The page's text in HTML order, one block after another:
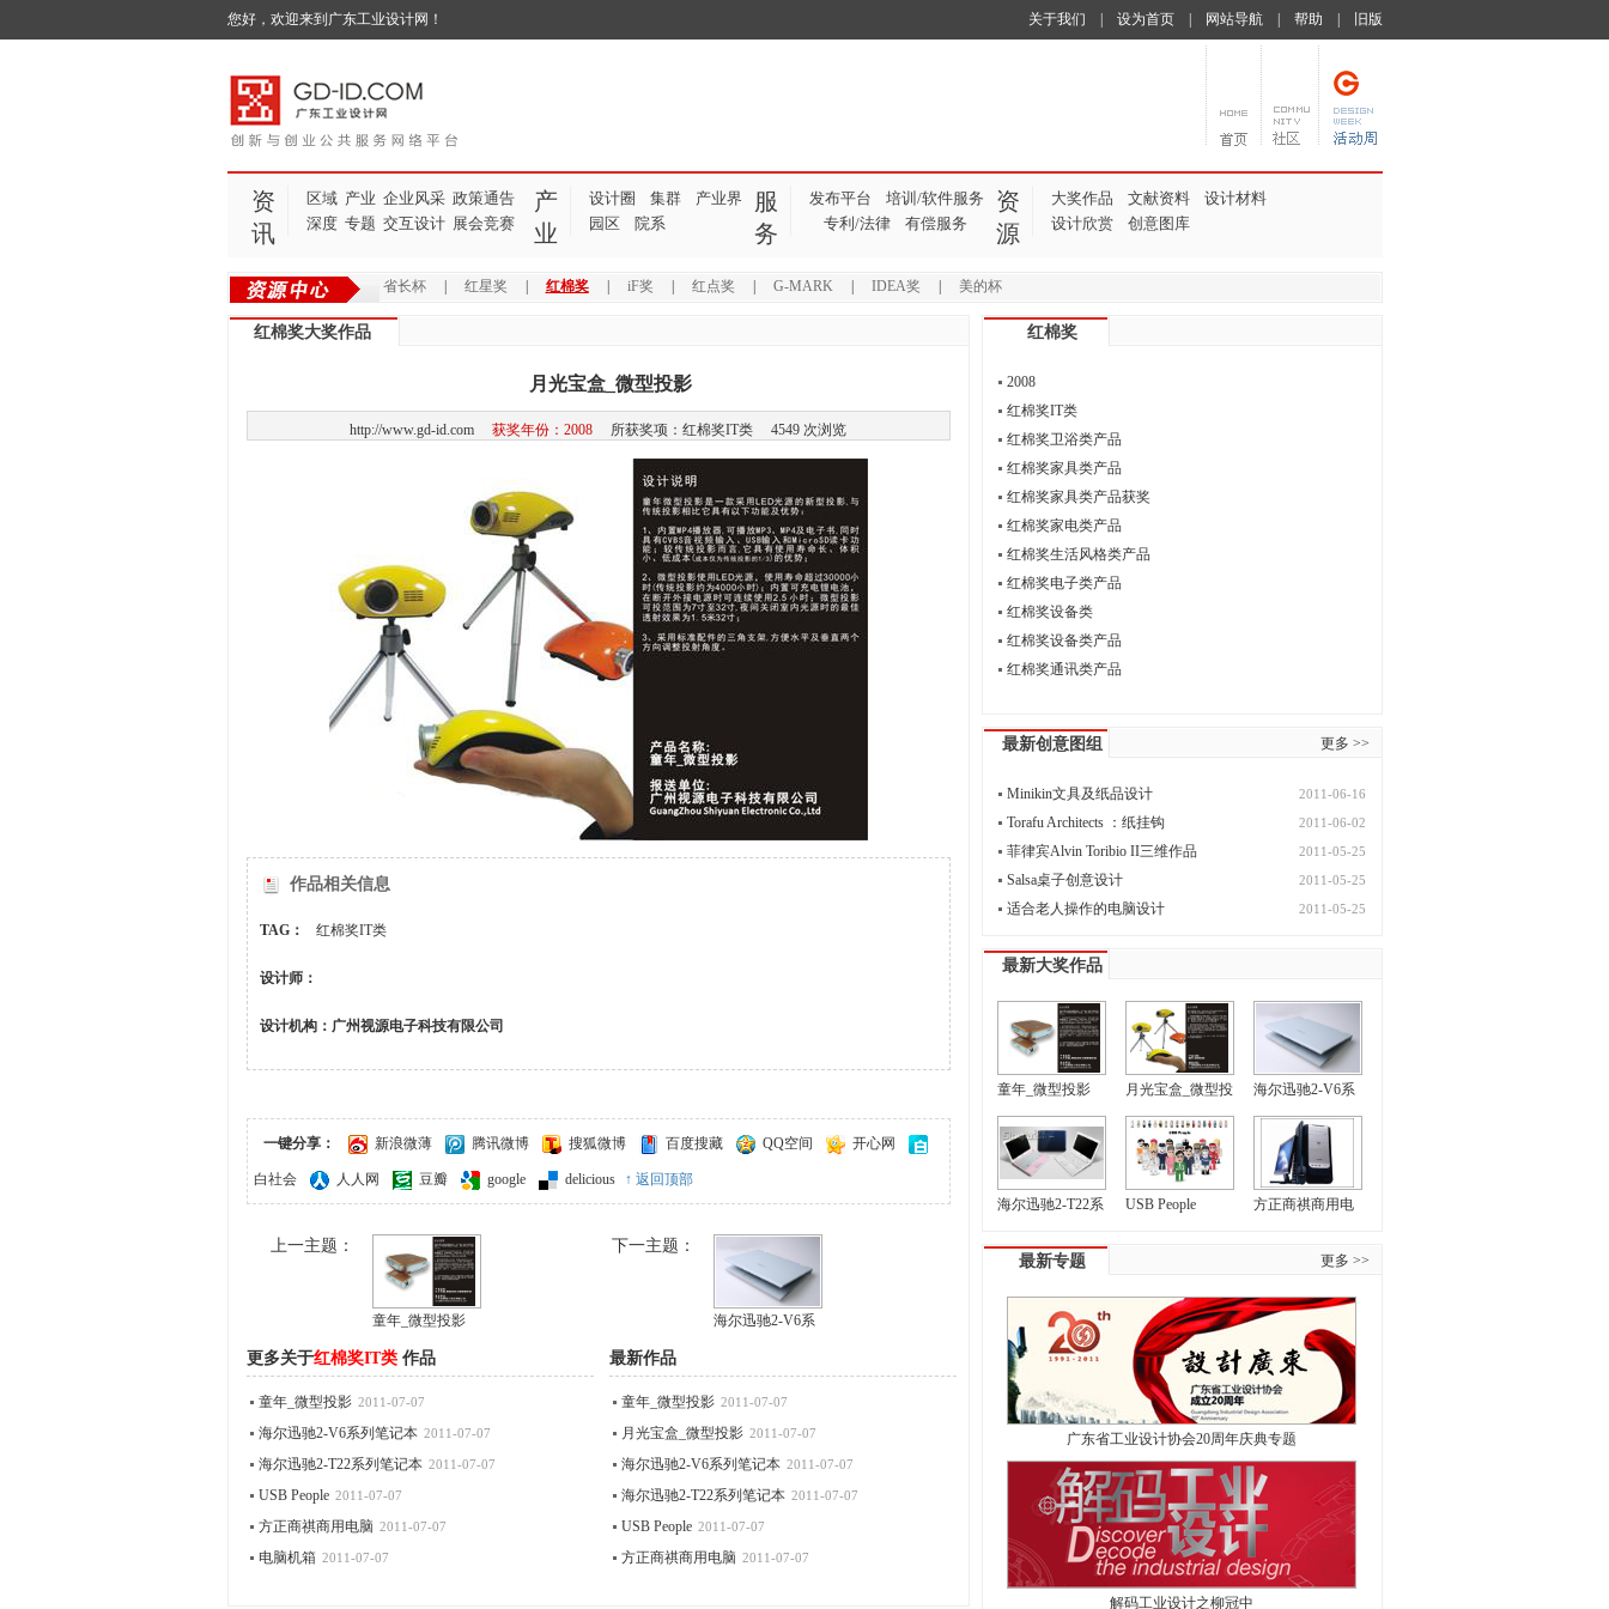
关于我们 设为首页| 网站导航| 帮助 旧版
您好，欢迎来到广东工业设计网！
资
讯
区域 产业 企业风采 政策通告
深度 专题 交互设计 展会竞赛
产
业
设计圈 集群
产业界
园区
院系
服
务
发布平台
培训/软件服务
专利/法律
有偿服务
资
源
大奖作品 文献资料
设计材料
设计欣赏
创意图库
省长杯| 红星奖 红棉奖| iF奖 红点奖 G-MARK| IDEA奖 美的杯
红棉奖大奖作品
月光宝盒_微型投影
http://www.gd-id.com 获奖年份：2008 所获奖项：红棉奖IT类 4549 次浏览
作品相关信息
TAG： 红棉奖IT类
设计师：
设计机构：广州视源电子科技有限公司
一键分享： 新浪微薄 腾讯微博 搜狐微博 百度搜藏 QQ空间 开心网
白社会 人人网 豆瓣 google delicious ↑ 返回顶部
童年_微型投影
上一主题：
海尔迅驰2-V6系
下一主题：
更多关于红棉奖IT类 作品
童年_微型投影 2011-07-07
海尔迅驰2-V6系列笔记本 2011-07-07
海尔迅驰2-T22系列笔记本 2011-07-07
USB People 2011-07-07
方正商祺商用电脑 2011-07-07
电脑机箱 2011-07-07
最新作品
童年_微型投影 2011-07-07
月光宝盒_微型投影 2011-07-07
海尔迅驰2-V6系列笔记本 2011-07-07
海尔迅驰2-T22系列笔记本 2011-07-07
USB People 2011-07-07
方正商祺商用电脑 2011-07-07
红棉奖
2008
红棉奖IT类
红棉奖卫浴类产品
红棉奖家具类产品
红棉奖家具类产品获奖
红棉奖家电类产品
红棉奖生活风格类产品
红棉奖电子类产品
红棉奖设备类
红棉奖设备类产品
红棉奖通讯类产品
更多 >>
最新创意图组
2011-06-16
Minikin文具及纸品设计
2011-06-02
Torafu Architects ：纸挂钩
2011-05-25
菲律宾Alvin Toribio II三维作品
2011-05-25
Salsa桌子创意设计
2011-05-25
适合老人操作的电脑设计
最新大奖作品
童年_微型投影 月光宝盒_微型投 海尔迅驰2-V6系
海尔迅驰2-T22系 USB People 方正商祺商用电
更多 >>
最新专题
广东省工业设计协会20周年庆典专题
解码工业设计之柳冠中